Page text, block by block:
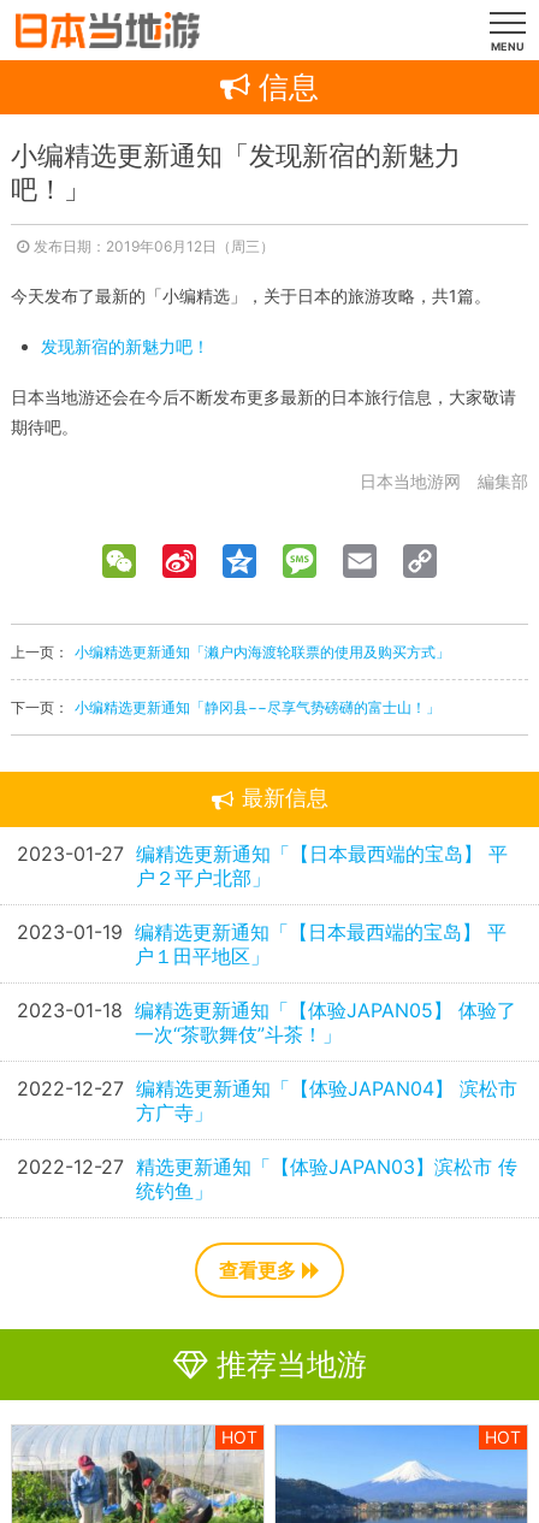
MENU
信息
小编精选更新通知「发现新宿的新魅力
吧！」
发布日期：2019年06月12日（周三）
今天发布了最新的「小编精选」，关于日本的旅游攻略，共1篇。
发现新宿的新魅力吧！
日本当地游还会在今后不断发布更多最新的日本旅行信息，大家敬请
期待吧。
日本当地游网 編集部
WeChat Sina
Qzone MessageEmail
上一页： 小编精选更新通知「濑户内海渡轮联票的使用及购买方式」
下一页： 小编精选更新通知「静冈县−−尽享气势磅礴的富士山！」
最新信息
2023-01-27 编精选更新通知「【日本最西端的宝岛】 平
户２平户北部」
2023-01-19 编精选更新通知「【日本最西端的宝岛】 平
户１田平地区」
2023-01-18 编精选更新通知「【体验JAPAN05】 体验了
一次“茶歌舞伎”斗茶！」
2022-12-27 编精选更新通知「【体验JAPAN04】 滨松市
方广寺」
2022-12-27 精选更新通知「【体验JAPAN03】滨松市 传
统钓鱼」
查看更多
推荐当地游
HOT HOT